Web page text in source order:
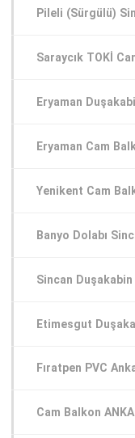
Pileli (Sürgülü)
Saraycık TOKİ
Eryaman
Eryaman Cam
Yenikent Cam
Banyo Dolabı
Sincan Duşakabin
Etimesgut
Fıratpen PVC
Cam Balkon